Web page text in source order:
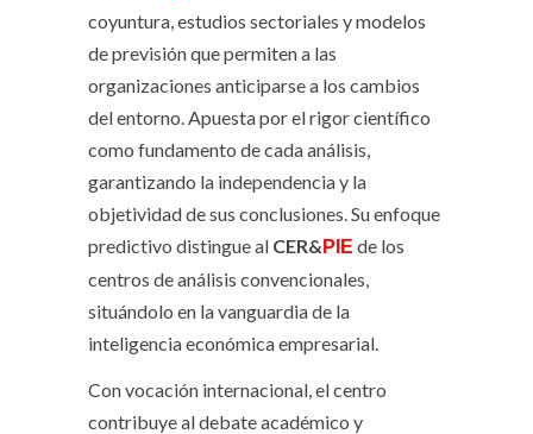
coyuntura, estudios sectoriales y modelos
de previsión que permiten a las
organizaciones anticiparse a los cambios
del entorno. Apuesta por el rigor científico
como fundamento de cada análisis,
garantizando la independencia y la
objetividad de sus conclusiones. Su enfoque
predictivo distingue al CER& PIE de los
centros de análisis convencionales,
situándolo en la vanguardia de la
inteligencia económica empresarial.
Con vocación internacional, el centro
contribuye al debate académico y